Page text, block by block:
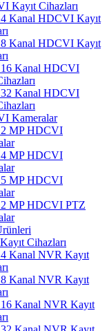
Kayıt Cihazları
Kanal HDCVI Kayıt
Kanal HDCVI Kayıt
16 Kanal HDCVI
32 Kanal HDCVI
Kameralar
2 MP HDCVI
4 MP HDCVI
5 MP HDCVI
2 MP HDCVI PTZ
Cihazları
Kanal NVR Kayıt
Kanal NVR Kayıt
Kanal NVR Kayıt